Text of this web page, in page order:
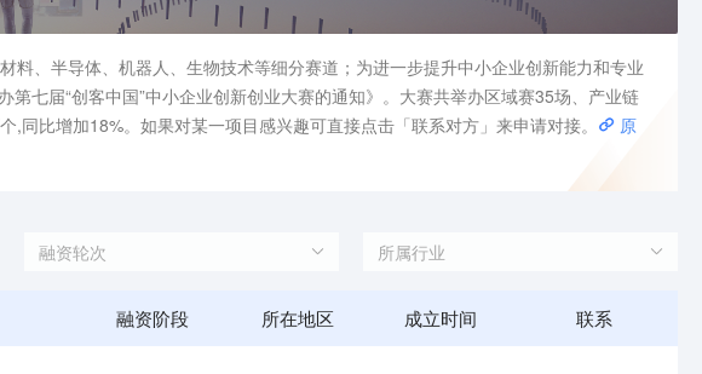
、半导体、机器人、生物技术等细分赛道；为进一步提升中小企业创新能力和专业
七届“创客中国”中小企业创新创业大赛的通知》。大赛共举办区域赛35场、产业链
比增加18%。如果对某一项目感兴趣可直接点击「联系对方」来申请对接。
原
融资轮次 所属行业
融资阶段 所在地区 成立时间 联系